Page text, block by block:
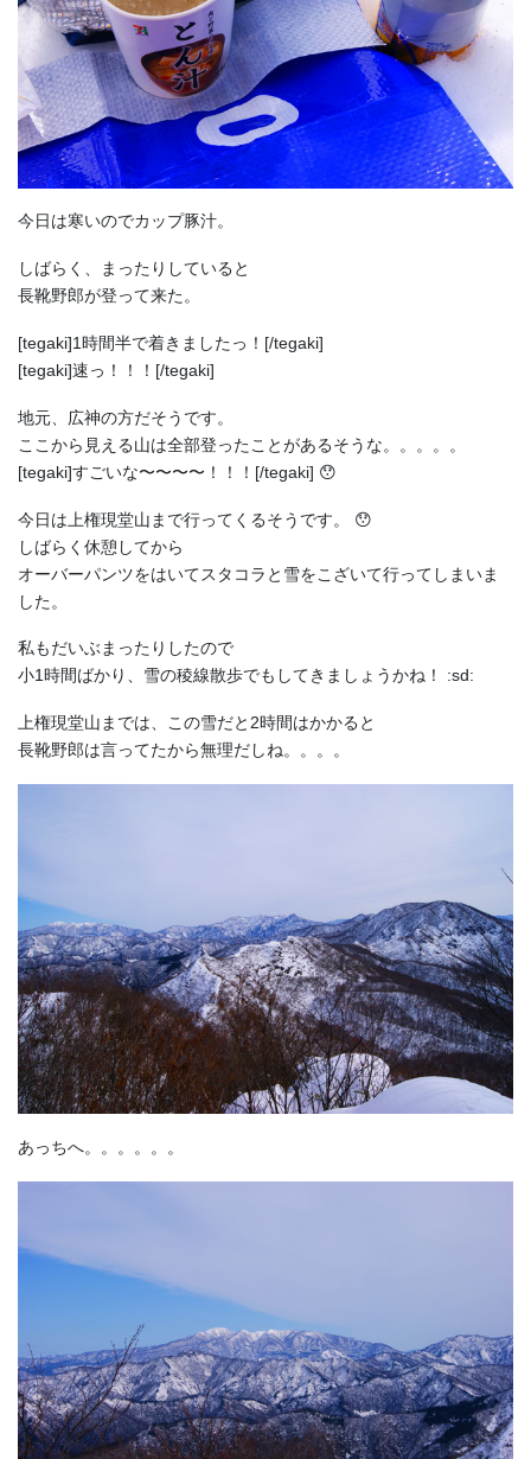
今日は寒いのでカップ豚汁。
しばらく、まったりしていると
長靴野郎が登って来た。
[tegaki]1時間半で着きましたっ！[/tegaki]
[tegaki]速っ！！！[/tegaki]
地元、広神の方だそうです。
ここから見える山は全部登ったことがあるそうな。。。。。
[tegaki]すごいな〜〜〜〜！！！[/tegaki] 😯
今日は上権現堂山まで行ってくるそうです。 😯
しばらく休憩してから
オーバーパンツをはいてスタコラと雪をこざいて行ってしまいま
した。
私もだいぶまったりしたので
小1時間ばかり、雪の稜線散歩でもしてきましょうかね！ :sd:
上権現堂山までは、この雪だと2時間はかかると
長靴野郎は言ってたから無理だしね。。。。
あっちへ。。。。。。